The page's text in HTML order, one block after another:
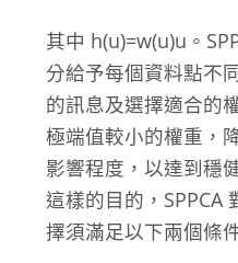
其中 h(u)=w(u)u。
分給予每個資料點不
的訊息及選擇適合的
極端值較小的權重，
影響程度，以達到穩
這樣的目的，SPPCA
擇須滿足以下兩個條